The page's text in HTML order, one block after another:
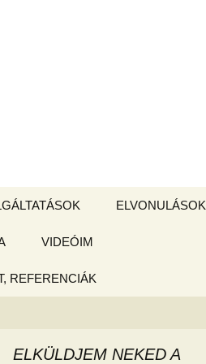
BOLT
ELVONULÁSOK
VIDEÓIM
REFERENCIÁK
ELKÜLDJEM NEKED A